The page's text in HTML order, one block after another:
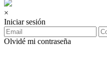
×
Iniciar sesión
Olvidé mi contraseña